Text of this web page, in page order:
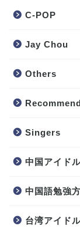
C-POP
Jay Chou
Others
Singers
中国アイド
中国語勉強
台湾アイド